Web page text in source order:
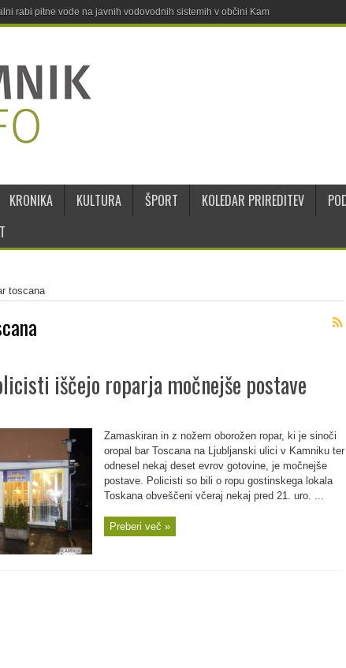
rabi pitne vode na javnih vodovodnih sistemih v občini Kamnik
KRONIKA KULTURA ŠPORT KOLEDAR PRIREDITEV
toscana
iščejo roparja močnejše postave
Zamaskiran in z nožem oborožen ropar, ki je sinoči
oropal bar Toscana na Ljubljanski ulici v Kamniku ter
odnesel nekaj deset evrov gotovine, je močnejše
postave. Policisti so bili o ropu gostinskega lokala
Toskana obveščeni včeraj nekaj pred 21. uro. ...
Preberi več »